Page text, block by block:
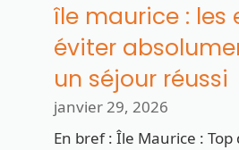
île maurice : les
éviter
un séjour réussi
janvier 29, 2026
En bref : Île Maurice : Top